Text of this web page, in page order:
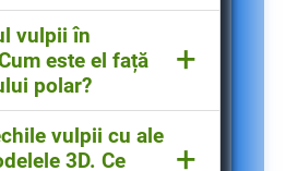
culorii: albă
vara
vulpii în
este el față
polar?
+
: Să
mai ascuțit, mai
vulpii cu ale
3D. Ce
+